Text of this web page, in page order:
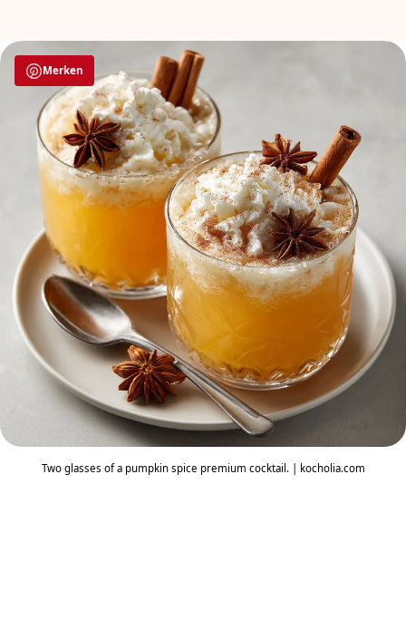
Merken
Two glasses of a pumpkin spice premium cocktail. | kocholia.com